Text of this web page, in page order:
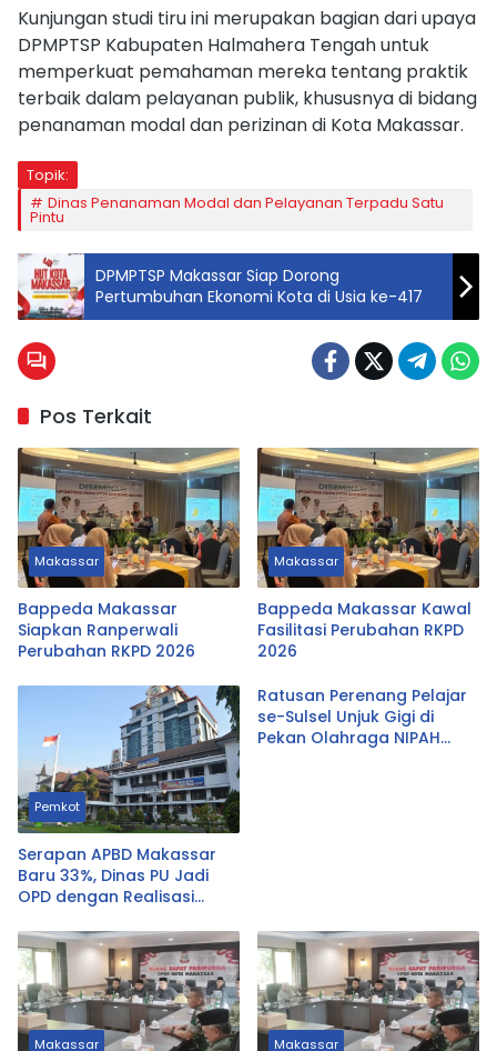
Kunjungan studi tiru ini merupakan bagian dari upaya
DPMPTSP Kabupaten Halmahera Tengah untuk
memperkuat pemahaman mereka tentang praktik
terbaik dalam pelayanan publik, khususnya di bidang
penanaman modal dan perizinan di Kota Makassar.
Topik:
Dinas Penanaman Modal dan Pelayanan Terpadu Satu
Pintu
DPMPTSP Makassar Siap Dorong
Pertumbuhan Ekonomi Kota di Usia ke-417
Pos Terkait
Makassar
Bappeda Makassar
Siapkan Ranperwali
Perubahan RKPD 2026
Makassar
Bappeda Makassar Kawal
Fasilitasi Perubahan RKPD
2026
Pemkot
Serapan APBD Makassar
Baru 33%, Dinas PU Jadi
OPD dengan Realisasi
Ratusan Perenang Pelajar
se-Sulsel Unjuk Gigi di
Pekan Olahraga NIPAH
Makassar Makassar